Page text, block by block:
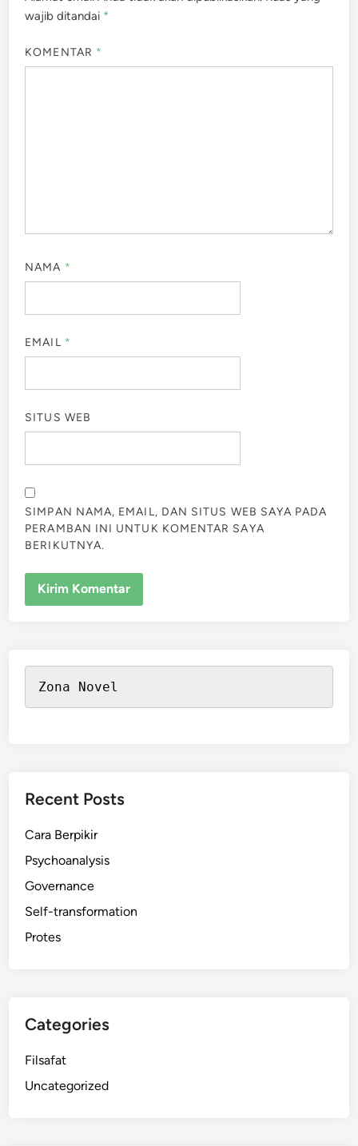
wajib ditandai *
KOMENTAR *
NAMA *
EMAIL *
SITUS WEB
SIMPAN NAMA, EMAIL, DAN SITUS WEB SAYA PADA
PERAMBAN INI UNTUK KOMENTAR SAYA
BERIKUTNYA.
Zona Novel
Recent Posts
Cara Berpikir
Psychoanalysis
Governance
Self-transformation
Protes
Categories
Filsafat
Uncategorized